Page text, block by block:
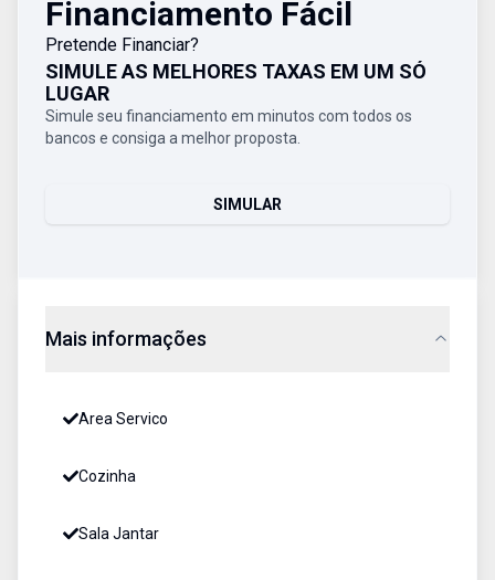
Financiamento Fácil
Pretende Financiar?
SIMULE AS MELHORES TAXAS EM UM SÓ
LUGAR
Simule seu financiamento em minutos com todos os
bancos e consiga a melhor proposta.
SIMULAR
Mais informações
Area Servico
Cozinha
Sala Jantar